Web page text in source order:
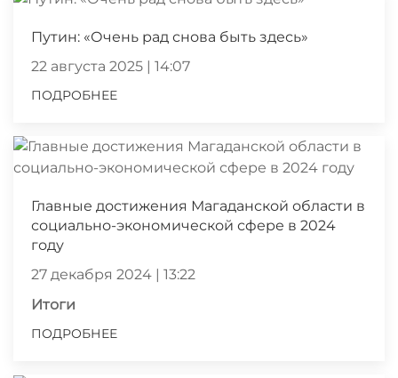
Путин: «Очень рад снова быть здесь»
22 августа 2025 | 14:07
ПОДРОБНЕЕ
Главные достижения Магаданской области в
социально-экономической сфере в 2024
году
27 декабря 2024 | 13:22
Итоги
ПОДРОБНЕЕ